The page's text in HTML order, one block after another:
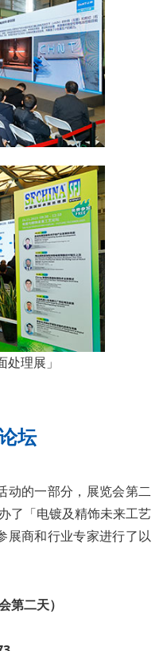
理展」
坛
动的一部分，展览会第二
了「电镀及精饰未来工艺
展商和行业专家进行了以
第二天）